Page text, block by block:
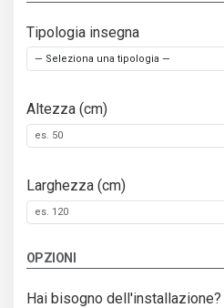
Tipologia insegna
Altezza (cm)
Larghezza (cm)
OPZIONI
Hai bisogno dell'installazione?